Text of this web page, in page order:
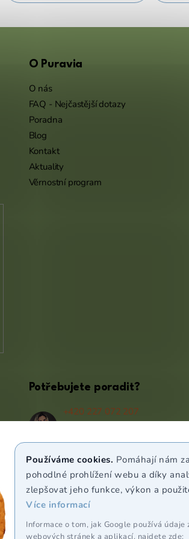
Používáme cookies. Pomáhají nám
pohodlné prohlížení webu a díky
zlepšovat jeho funkce, výkon a
Více informací
Informace o tom, jak Google používá údaje
webových stránek a aplikací, najdete zde:
O Puravia
O nás
FAQ - Nejčastější dotazy
Poradna
Blog
Kontakt
Aktuality
Věrnostní program
Potřebujete poradit?
+420 227 072 207
info@puravia.cz
WhatsApp